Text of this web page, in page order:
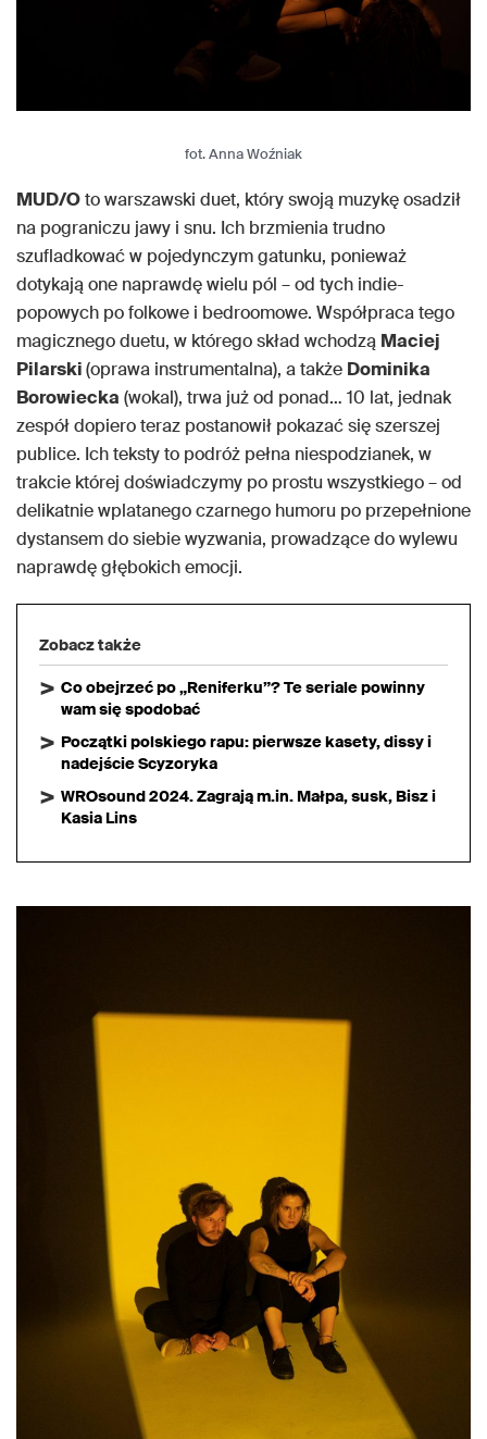
fot. Anna Woźniak
MUD/Oto warszawski duet, który swoją muzykę osadził
na pograniczu jawy i snu. Ich brzmienia trudno
szufladkować w pojedynczym gatunku, ponieważ
dotykają one naprawdę wielu pól – od tych indie-
popowych po folkowe i bedroomowe. Współpraca tego
magicznego duetu, w którego skład wchodzą Maciej
Pilarski(oprawa instrumentalna), a także Dominika
Borowiecka (wokal), trwa już od ponad… 10 lat, jednak
zespół dopiero teraz postanowił pokazać się szerszej
publice. Ich teksty to podróż pełna niespodzianek, w
trakcie której doświadczymy po prostu wszystkiego – od
delikatnie wplatanego czarnego humoru po przepełnione
dystansem do siebie wyzwania, prowadzące do wylewu
naprawdę głębokich emocji.
Zobacz także
Co obejrzeć po „Reniferku”? Te seriale powinny
wam się spodobać
Początki polskiego rapu: pierwsze kasety, dissy i
nadejście Scyzoryka
WROsound 2024. Zagrają m.in. Małpa, susk, Bisz i
Kasia Lins